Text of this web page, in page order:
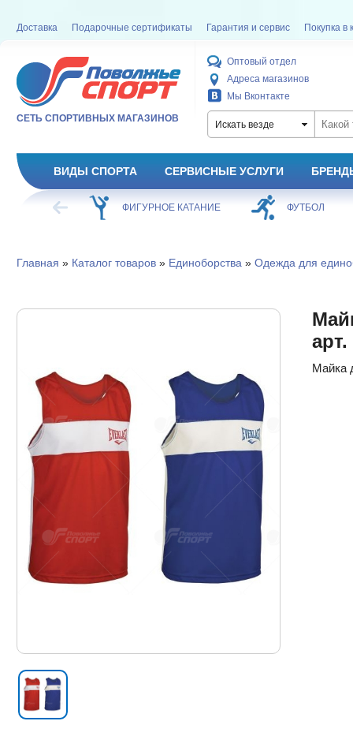
Доставка Подарочные сертификаты Гарантия и сервис Покупка в
СЕТЬ СПОРТИВНЫХ МАГАЗИНОВ
Оптовый отдел
Адреса магазинов
Мы Вконтакте
Искать везде
ВИДЫ СПОРТА СЕРВИСНЫЕ УСЛУГИ
ХОККЕЙ ФИГУРНОЕ КАТАНИЕ ФУТБОЛ
Главная » Каталог товаров» Единоборства » Одежда для
арт.
Майка